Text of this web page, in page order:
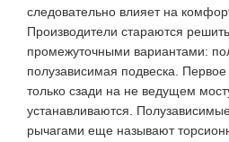
следовательно влияет на
Производители стараются
промежуточными вариантами:
полузависимая подвеска.
только сзади на не ведущем
устанавливаются.
рычагами еще называют